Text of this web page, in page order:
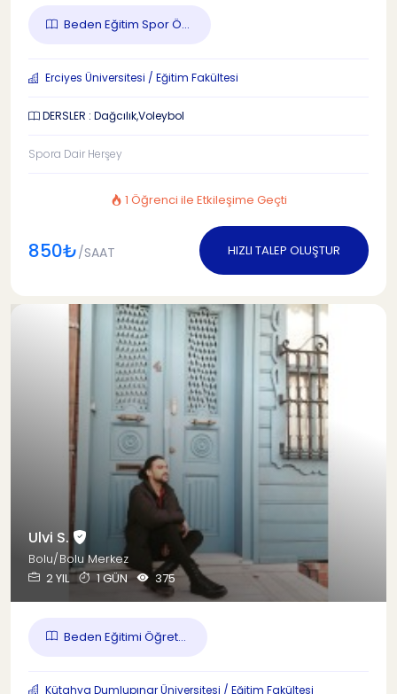
Beden Eğitim Spor Ö...
Erciyes Üniversitesi / Eğitim Fakültesi
DERSLER : Dağcılık,Voleybol
Spora Dair Herşey
1 Öğrenci ile Etkileşime Geçti
850₺/SAAT HIZLI TALEP OLUŞTUR
Ulvi S.
Bolu/Bolu Merkez
2 YIL
1 GÜN 375
Beden Eğitimi Öğret...
Kütahya Dumlupınar Üniversitesi / Eğitim Fakültesi